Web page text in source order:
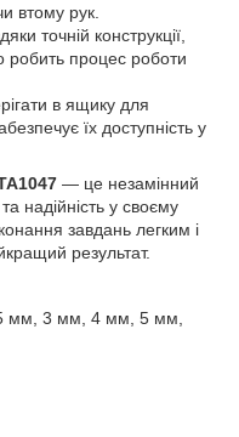
втому рук.
точній конструкції,
робить процес роботи
в ящику для
їх доступність у
— це незамінний
надійність у своєму
завдань легким і
результат.
мм, 3 мм, 4 мм, 5 мм,